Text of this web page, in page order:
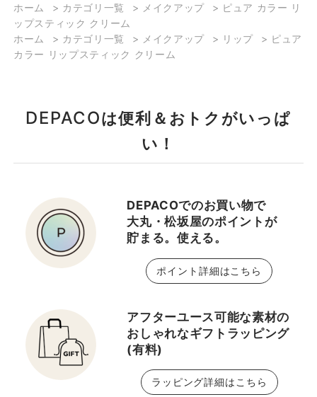
ホーム
> カテゴリ一覧 > メイクアップ > ピュア カラー リ
ップスティック クリーム
ホーム
> カテゴリ一覧 > メイクアップ > リップ > ピュア
カラー リップスティック クリーム
DEPACOは便利＆おトクがいっぱ
い！
DEPACOでのお買い物で
大丸・松坂屋のポイントが
貯まる。使える。
ポイント詳細はこちら
アフターユース可能な素材の
おしゃれなギフトラッピング
(有料)
ラッピング詳細はこちら